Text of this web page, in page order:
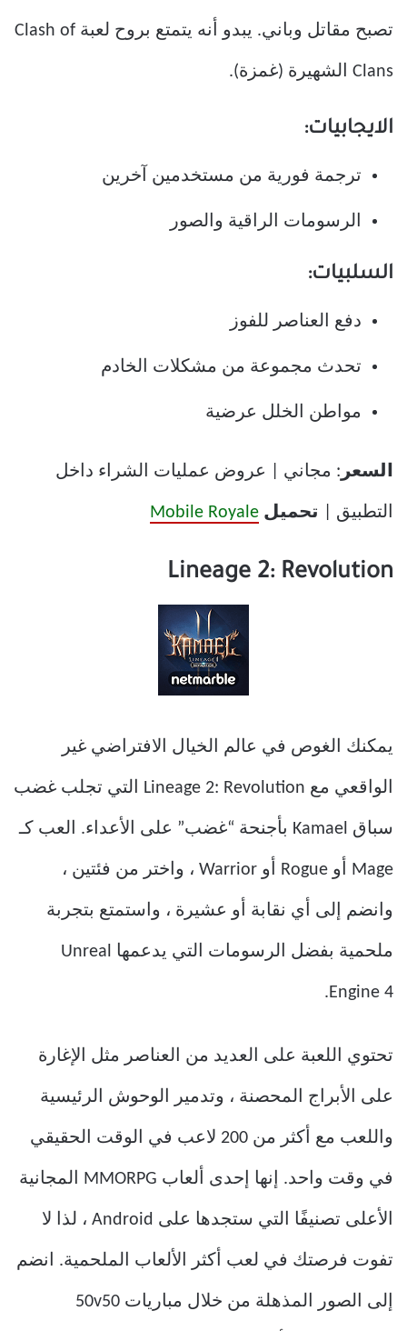
تصبح مقاتل وباني. يبدو أنه يتمتع بروح لعبة Clash of
Clans الشهيرة (غمزة).
الايجابيات:
ترجمة فورية من مستخدمين آخرين
الرسومات الراقية والصور
السلبيات:
دفع العناصر للفوز
تحدث مجموعة من مشكلات الخادم
مواطن الخلل عرضية
السعر : مجاني | عروض عمليات الشراء داخل
التطبيق | تحميل Mobile Royale
Lineage 2: Revolution
يمكنك الغوص في عالم الخيال الافتراضي غير
الواقعي مع Lineage 2: Revolution التي تجلب غضب
سباق Kamael بأجنحة “غضب” على الأعداء. العب كـ
Mage أو Rogue أو Warrior ، واختر من فئتين ،
وانضم إلى أي نقابة أو عشيرة ، واستمتع بتجربة
ملحمية بفضل الرسومات التي يدعمها Unreal
Engine 4.
تحتوي اللعبة على العديد من العناصر مثل الإغارة
على الأبراج المحصنة ، وتدمير الوحوش الرئيسية
واللعب مع أكثر من 200 لاعب في الوقت الحقيقي
في وقت واحد. إنها إحدى ألعاب MMORPG المجانية
الأعلى تصنيفًا التي ستجدها على Android ، لذا لا
تفوت فرصتك في لعب أكثر الألعاب الملحمية. انضم
إلى الصور المذهلة من خلال مباريات 50v50